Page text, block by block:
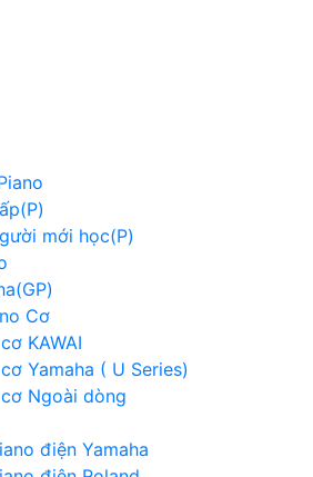
mới học(P)
Cơ
KAWAI
Yamaha ( U Series)
Ngoài dòng
điện Yamaha